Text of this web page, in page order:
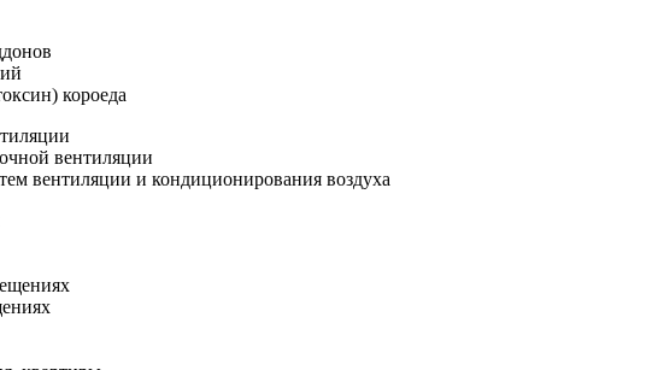
короеда
вентиляции
вентиляции и кондиционирования воздуха